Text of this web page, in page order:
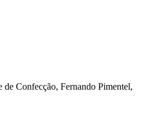
de Confecção, Fernando Pimentel,